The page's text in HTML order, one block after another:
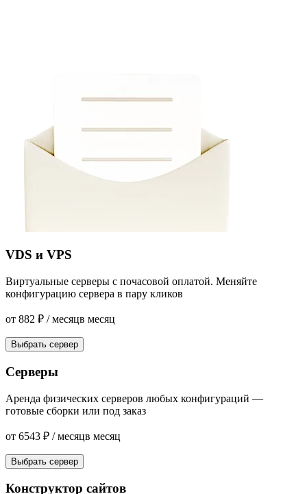
VDS и VPS
Виртуальные серверы с почасовой оплатой. Меняйте
конфигурацию сервера в пару кликов
от 882 ₽ / месяцв месяц
Выбрать сервер
Серверы
Аренда физических серверов любых конфигураций —
готовые сборки или под заказ
от 6543 ₽ / месяцв месяц
Выбрать сервер
Конструктор сайтов